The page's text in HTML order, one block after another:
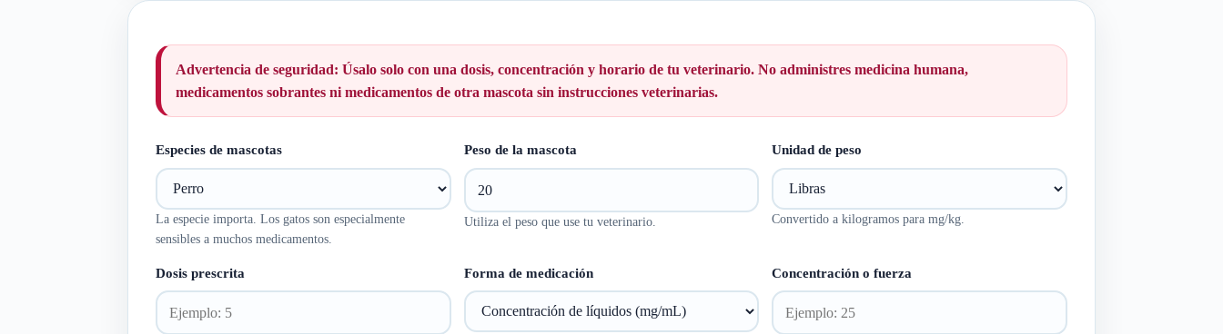
Advertencia de seguridad: Úsalo solo con una dosis, concentración y horario de tu veterinario. No administres medicina humana,
medicamentos sobrantes ni medicamentos de otra mascota sin instrucciones veterinarias.
Especies de mascotas
La especie importa. Los gatos son especialmente
sensibles a muchos medicamentos.
Peso de la mascota
Utiliza el peso que use tu veterinario.
Unidad de peso
Convertido a kilogramos para mg/kg.
Dosis prescrita Forma de medicación Concentración o fuerza